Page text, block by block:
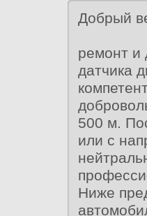
Добрый
ремонт и
датчика
500 м.
или с
Ниже